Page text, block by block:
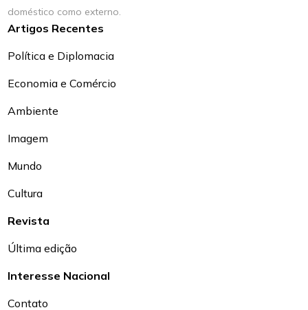
doméstico como externo.
Artigos Recentes
Política e Diplomacia
Economia e Comércio
Ambiente
Imagem
Mundo
Cultura
Revista
Última edição
Interesse Nacional
Contato